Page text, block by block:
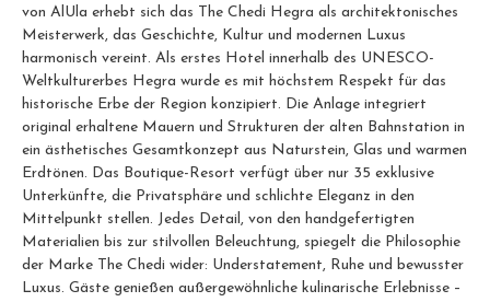
von AlUla erhebt sich das The Chedi Hegra als architektonisches
Meisterwerk, das Geschichte, Kultur und modernen Luxus
harmonisch vereint. Als erstes Hotel innerhalb des UNESCO-
Weltkulturerbes Hegra wurde es mit höchstem Respekt für das
historische Erbe der Region konzipiert. Die Anlage integriert
original erhaltene Mauern und Strukturen der alten Bahnstation in
ein ästhetisches Gesamtkonzept aus Naturstein, Glas und warmen
Erdtönen. Das Boutique-Resort verfügt über nur 35 exklusive
Unterkünfte, die Privatsphäre und schlichte Eleganz in den
Mittelpunkt stellen. Jedes Detail, von den handgefertigten
Materialien bis zur stilvollen Beleuchtung, spiegelt die Philosophie
der Marke The Chedi wider: Understatement, Ruhe und bewusster
Luxus. Gäste genießen außergewöhnliche kulinarische Erlebnisse –